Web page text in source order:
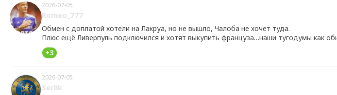
2026-07-05
Romeo_777
Обмен с доплатой хотели на Лакруа, но не вышло, Чалоба не хочет туда.
Плюс ещё Ливерпуль подключился и хотят выкупить француза…наши тугодумы как
+3
2026-07-05
Serlik